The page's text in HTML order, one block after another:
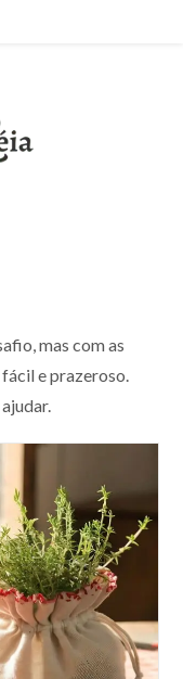
mas com as
e prazeroso.